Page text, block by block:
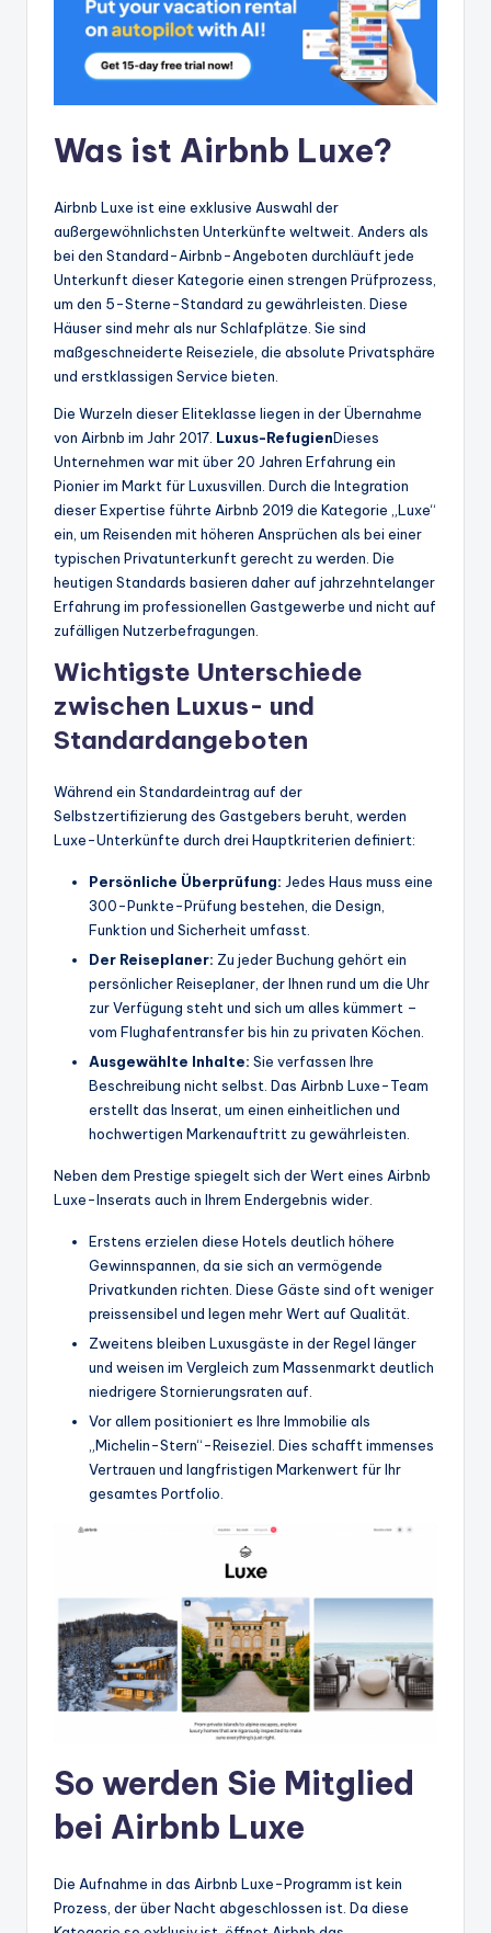
Was ist Airbnb Luxe?
Airbnb Luxe ist eine exklusive Auswahl der
außergewöhnlichsten Unterkünfte weltweit. Anders als
bei den Standard-Airbnb-Angeboten durchläuft jede
Unterkunft dieser Kategorie einen strengen Prüfprozess,
um den 5-Sterne-Standard zu gewährleisten. Diese
Häuser sind mehr als nur Schlafplätze. Sie sind
maßgeschneiderte Reiseziele, die absolute Privatsphäre
und erstklassigen Service bieten.
Die Wurzeln dieser Eliteklasse liegen in der Übernahme
von Airbnb im Jahr 2017. Luxus-RefugienDieses
Unternehmen war mit über 20 Jahren Erfahrung ein
Pionier im Markt für Luxusvillen. Durch die Integration
dieser Expertise führte Airbnb 2019 die Kategorie „Luxe“
ein, um Reisenden mit höheren Ansprüchen als bei einer
typischen Privatunterkunft gerecht zu werden. Die
heutigen Standards basieren daher auf jahrzehntelanger
Erfahrung im professionellen Gastgewerbe und nicht auf
zufälligen Nutzerbefragungen.
Wichtigste Unterschiede
zwischen Luxus- und
Standardangeboten
Während ein Standardeintrag auf der
Selbstzertifizierung des Gastgebers beruht, werden
Luxe-Unterkünfte durch drei Hauptkriterien definiert:
Persönliche Überprüfung: Jedes Haus muss eine
300-Punkte-Prüfung bestehen, die Design,
Funktion und Sicherheit umfasst.
Der Reiseplaner: Zu jeder Buchung gehört ein
persönlicher Reiseplaner, der Ihnen rund um die Uhr
zur Verfügung steht und sich um alles kümmert –
vom Flughafentransfer bis hin zu privaten Köchen.
Ausgewählte Inhalte: Sie verfassen Ihre
Beschreibung nicht selbst. Das Airbnb Luxe-Team
erstellt das Inserat, um einen einheitlichen und
hochwertigen Markenauftritt zu gewährleisten.
Neben dem Prestige spiegelt sich der Wert eines Airbnb
Luxe-Inserats auch in Ihrem Endergebnis wider.
Erstens erzielen diese Hotels deutlich höhere
Gewinnspannen, da sie sich an vermögende
Privatkunden richten. Diese Gäste sind oft weniger
preissensibel und legen mehr Wert auf Qualität.
Zweitens bleiben Luxusgäste in der Regel länger
und weisen im Vergleich zum Massenmarkt deutlich
niedrigere Stornierungsraten auf.
Vor allem positioniert es Ihre Immobilie als
„Michelin-Stern“-Reiseziel. Dies schafft immenses
Vertrauen und langfristigen Markenwert für Ihr
gesamtes Portfolio.
So werden Sie Mitglied
bei Airbnb Luxe
Die Aufnahme in das Airbnb Luxe-Programm ist kein
Prozess, der über Nacht abgeschlossen ist. Da diese